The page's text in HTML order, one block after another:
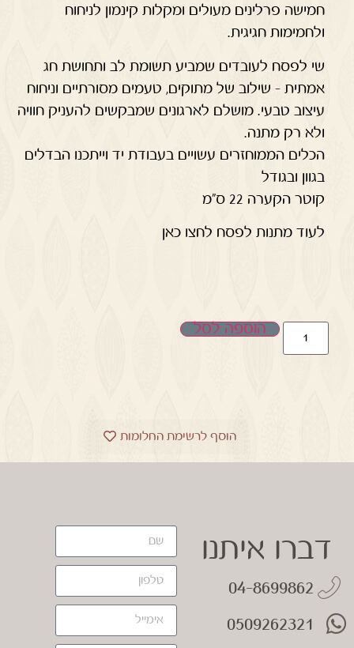
חמישה פרלינים מעולים ומקלות קינמון לניחוח
ולחמימות חגיגית.
שי לפסח לעובדים שמביע תשומת לב ותחושת חג
אמתית – שילוב של מתוקים, טעמים מסורתיים וניחוח
עיצוב טבעי. מושלם לארגונים שמבקשים להעניק חוויה
ולא רק מתנה.
הכלים הממוחזרים עשויים בעבודת יד וייתכנו הבדלים
בגוון ובגודל
קוטר הקערה 22 ס"מ
לעוד מתנות לפסח לחצו כאן
הוספה לסל
הוסף לרשימת החלומות
דברו איתנו
04-8699862
0509262321